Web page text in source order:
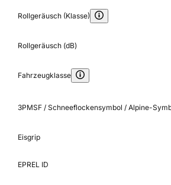
Rollgeräusch (Klasse)
Rollgeräusch (dB)
Fahrzeugklasse
3PMSF / Schneeflockensymbol / Alpine-
Eisgrip
EPREL ID